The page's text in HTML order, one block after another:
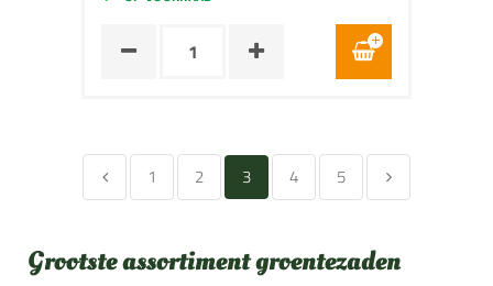
1 2 3 4 5
Grootste assortiment groentezaden